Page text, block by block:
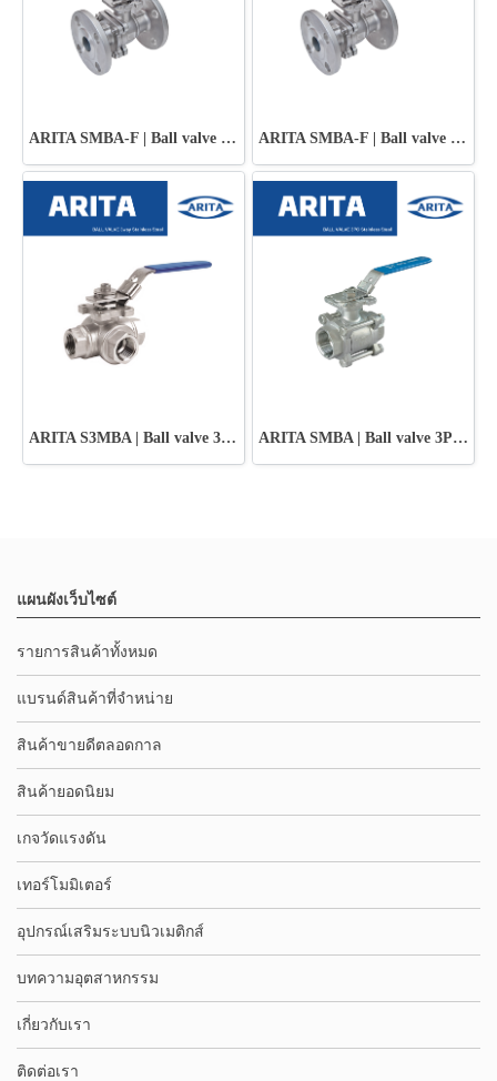
ARITA SMBA-F | Ball valve Stainless Steel - JIS10K ARITA SMBA-F | Ball valve Stainless Steel - ANSI 150 PSI
ARITA S3MBA | Ball valve 3Way Stainless Steel ARITA SMBA | Ball valve 3PC Stainless Steel
แผนผังเว็บไซต์
รายการสินค้าทั้งหมด
แบรนด์สินค้าที่จำหน่าย
สินค้าขายดีตลอดกาล
สินค้ายอดนิยม
เกจวัดแรงดัน
เทอร์โมมิเตอร์
อุปกรณ์เสริมระบบนิวเมติกส์
บทความอุตสาหกรรม
เกี่ยวกับเรา
ติดต่อเรา